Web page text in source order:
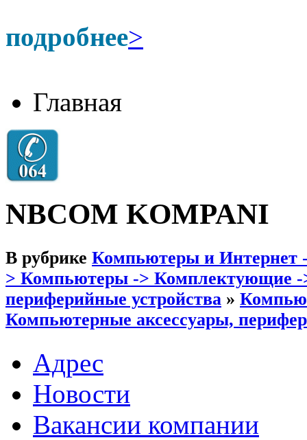
подробнее>
Главная
NBCOM KOMPANI
В рубрике Компьютеры и Интернет
> Компьютеры -> Комплектующие -
периферийные устройства »
Компьютерные аксессуары,
Адрес
Новости
Вакансии компании